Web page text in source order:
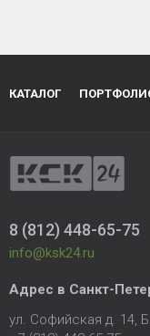
КАТАЛОГ
8 (812) 448-65-75
info@ksk24.ru
Адрес в Санкт-
ул. Софийская д. 14,